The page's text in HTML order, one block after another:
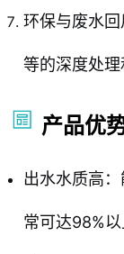
环保与废水
等的深度处理
产品优
出水水质高
常可达98%